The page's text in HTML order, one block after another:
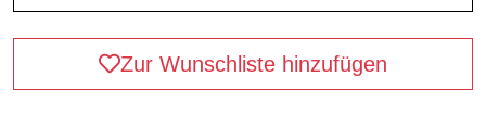
Zur Wunschliste hinzufügen